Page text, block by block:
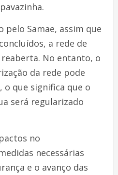
Samae, assim que
a rede de
No entanto, o
da rede pode
o que significa que o
será regularizado
no
necessárias
e o avanço das